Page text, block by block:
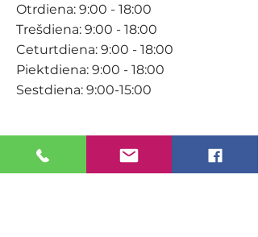
Otrdiena: 9:00 - 18:00
Trešdiena: 9:00 - 18:00
Ceturtdiena: 9:00 - 18:00
Piektdiena: 9:00 - 18:00
Sestdiena: 9:00-15:00
KONTAKTI